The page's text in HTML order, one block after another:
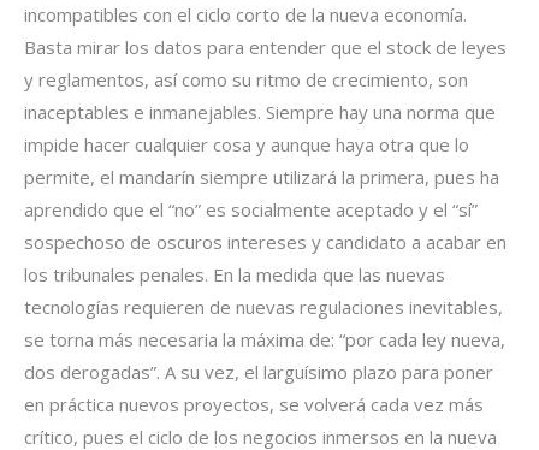
incompatibles con el ciclo corto de la nueva economía.
Basta mirar los datos para entender que el stock de leyes
y reglamentos, así como su ritmo de crecimiento, son
inaceptables e inmanejables. Siempre hay una norma que
impide hacer cualquier cosa y aunque haya otra que lo
permite, el mandarín siempre utilizará la primera, pues ha
aprendido que el “no” es socialmente aceptado y el “sí”
sospechoso de oscuros intereses y candidato a acabar en
los tribunales penales. En la medida que las nuevas
tecnologías requieren de nuevas regulaciones inevitables,
se torna más necesaria la máxima de: “por cada ley nueva,
dos derogadas”. A su vez, el larguísimo plazo para poner
en práctica nuevos proyectos, se volverá cada vez más
crítico, pues el ciclo de los negocios inmersos en la nueva